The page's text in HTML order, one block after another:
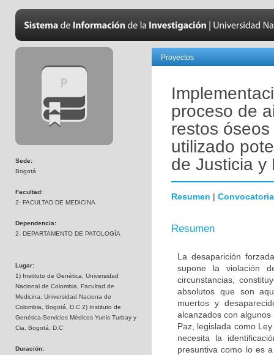
Sede:
Bogotá
Facultad:
2- FACULTAD DE MEDICINA
Dependencia:
2- DEPARTAMENTO DE PATOLOGÍA
Lugar:
1) Instituto de Genética, Universidad
Nacional de Colombia, Facultad de
Medicina, Universidad Naciona de
Colombia, Bogotá, D.C 2) Instituto de
Genética-Servicios Médicos Yunis Turbay y
Cia, Bogotá, D.C
Duración:
Proyectos
proceso de
restos
utilizado
de Justicia y
Resumen | Convocatoria
Resumen
La desaparición
supone la violación
circunstancias,
absolutos que son
muertos y
alcanzados con
Paz, legislada como
necesita la
presuntiva como lo es